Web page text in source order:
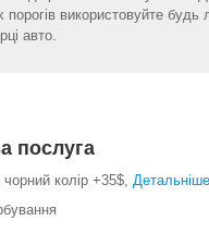
порогів використовуйте будь
авто.
послуга
колір +35$, Детальніше